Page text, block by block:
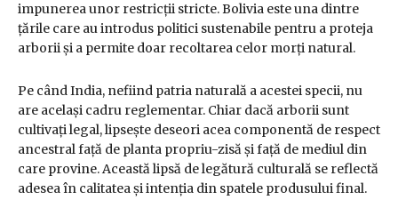
impunerea unor restricții stricte. Bolivia este una dintre
țările care au introdus politici sustenabile pentru a proteja
arborii și a permite doar recoltarea celor morți natural.
Pe când India, nefiind patria naturală a acestei specii, nu
are același cadru reglementar. Chiar dacă arborii sunt
cultivați legal, lipsește deseori acea componentă de respect
ancestral față de planta propriu-zisă și față de mediul din
care provine. Această lipsă de legătură culturală se reflectă
adesea în calitatea și intenția din spatele produsului final.